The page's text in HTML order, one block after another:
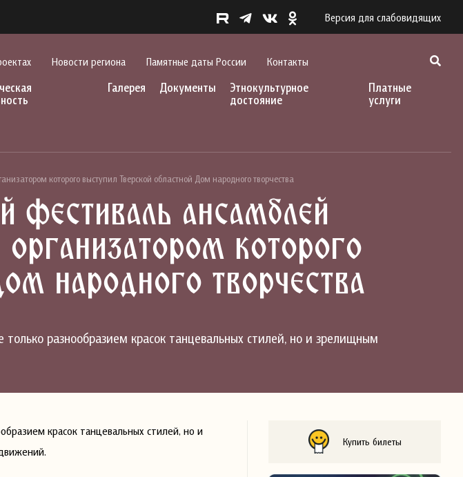
Версия для слабовидящих
Новости региона Памятные даты России Контакты
Галерея Документы
Этнокультурное
достояние
Платные
услуги
которого выступил Тверской областной Дом народного творчества
фестиваль ансамблей
которого
народного творчества
разнообразием красок танцевальных стилей, но и зрелищным
красок танцевальных стилей, но и
Купить билеты